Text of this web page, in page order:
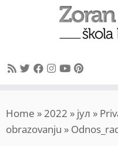
to
content
Home »2022 » јул »
obrazovanju »